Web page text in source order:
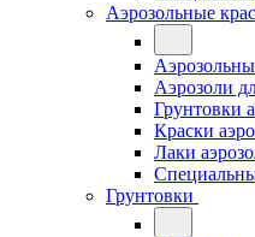
Аэрозольные
Аэрозоли
Грунтовки
Краски
Лаки
Грунтовки